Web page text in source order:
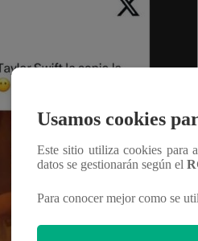
Usamos cookies
Este sitio utiliza cookies para
datos se gestionarán según el
Para conocer mejor como se